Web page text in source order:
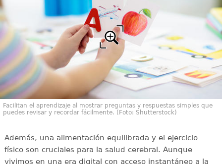
Facilitan el aprendizaje al mostrar preguntas y respuestas simples que
puedes revisar y recordar fácilmente. (Foto: Shutterstock)
Además, una alimentación equilibrada y el ejercicio
físico son cruciales para la salud cerebral. Aunque
vivimos en una era digital con acceso instantáneo a la